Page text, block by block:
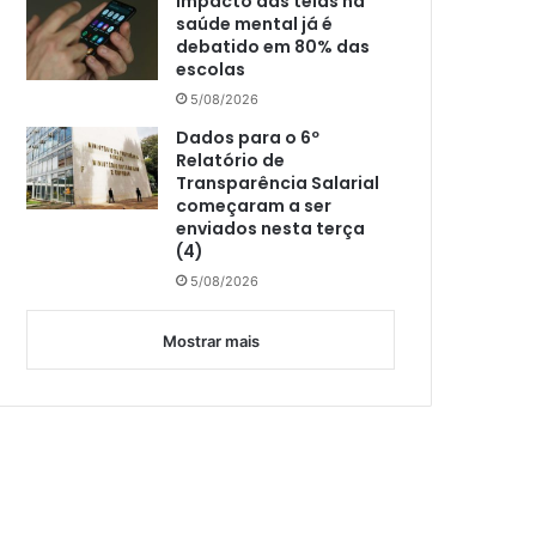
saúde mental já é
debatido em 80% das
escolas
5/08/2026
Dados para o 6º
Relatório de
Transparência Salarial
começaram a ser
enviados nesta terça
(4)
5/08/2026
Mostrar mais